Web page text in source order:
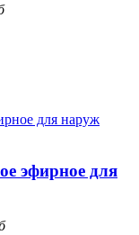
эфирное для